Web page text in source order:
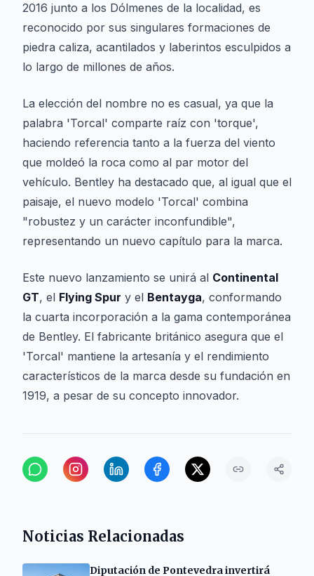
2016 junto a los Dólmenes de la localidad, es
reconocido por sus singulares formaciones de
piedra caliza, acantilados y laberintos esculpidos a
lo largo de millones de años.
La elección del nombre no es casual, ya que la
palabra 'Torcal' comparte raíz con 'torque',
haciendo referencia tanto a la fuerza del viento
que moldeó la roca como al par motor del
vehículo. Bentley ha destacado que, al igual que el
paisaje, el nuevo modelo 'Torcal' combina
"robustez y un carácter inconfundible",
representando un nuevo capítulo para la marca.
Este nuevo lanzamiento se unirá al Continental
GT, el Flying Spur y el Bentayga, conformando
la cuarta incorporación a la gama contemporánea
de Bentley. El fabricante británico asegura que el
'Torcal' mantiene la artesanía y el rendimiento
característicos de la marca desde su fundación en
1919, a pesar de su concepto innovador.
Noticias Relacionadas
Diputación de Pontevedra invertirá